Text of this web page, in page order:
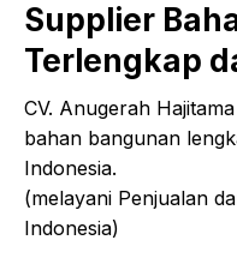
Supplier
Terlengkap
CV. Anugerah
bahan bangunan
Indonesia.
(melayani Penjualan
Indonesia)